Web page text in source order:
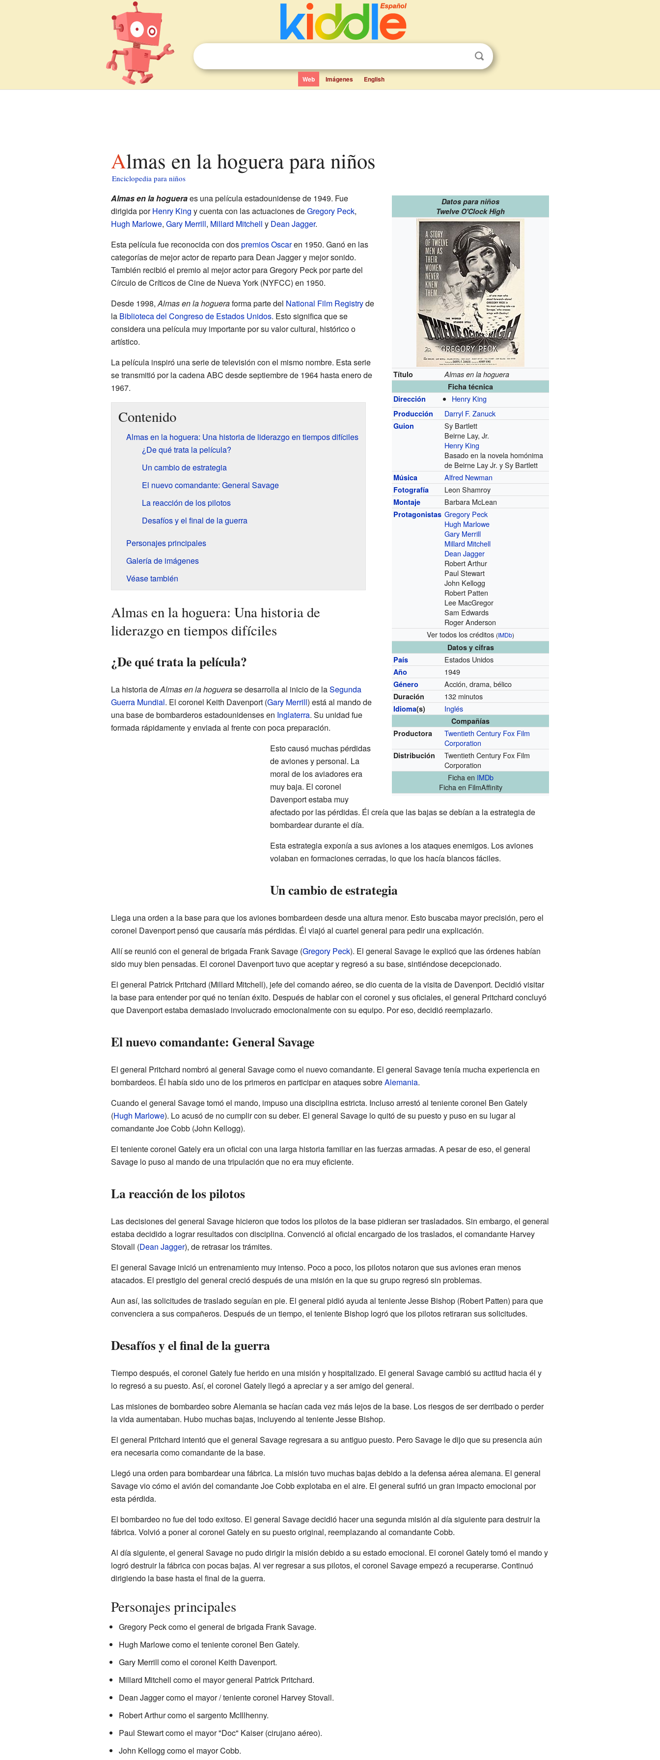
Web Imágenes English
Almas en la hoguera para niños
Enciclopedia para niños
Datos para niños
Twelve O'Clock High
Título
Almas en la hoguera
Ficha técnica
Dirección
Henry King
Producción Darryl F. Zanuck
Guion
Sy Bartlett
Beirne Lay, Jr.
Henry King
Basado en la novela homónima
de Beirne Lay Jr. y Sy Bartlett
Música Alfred Newman
Fotografía Leon Shamroy
Montaje Barbara McLean
Protagonistas Gregory Peck
Hugh Marlowe
Gary Merrill
Millard Mitchell
Dean Jagger
Robert Arthur
Paul Stewart
John Kellogg
Robert Patten
Lee MacGregor
Sam Edwards
Roger Anderson
Ver todos los créditos (IMDb)
Datos y cifras
País
Estados Unidos
Año 1949
Género Acción, drama, bélico
Duración 132 minutos
Idioma(s) Inglés
Compañías
Productora
Twentieth Century Fox Film
Corporation
Distribución
Twentieth Century Fox Film
Corporation
Ficha en IMDb
Ficha en FilmAffinity
Almas en la hogueraes una película estadounidense de 1949. Fue
dirigida porHenry King y cuenta con las actuaciones deGregory Peck,
Hugh Marlowe, Gary Merrill, Millard Mitchell y Dean Jagger.
Esta película fue reconocida con dospremios Oscaren 1950. Ganó en las
categorías de mejor actor de reparto para Dean Jagger y mejor sonido.
También recibió el premio al mejor actor para Gregory Peck por parte del
Círculo de Críticos de Cine de Nueva York (NYFCC) en 1950.
Desde 1998,Almas en la hogueraforma parte del National Film Registryde
la Biblioteca del Congreso de Estados Unidos. Esto significa que se
considera una película muy importante por su valor cultural, histórico o
artístico.
La película inspiró una serie de televisión con el mismo nombre. Esta serie
se transmitió por la cadena ABC desde septiembre de 1964 hasta enero de
1967.
Contenido
Almas en la hoguera: Una historia de liderazgo en tiempos difíciles
¿De qué trata la película?
Un cambio de estrategia
El nuevo comandante: General Savage
La reacción de los pilotos
Desafíos y el final de la guerra
Personajes principales
Galería de imágenes
Véase también
Almas en la hoguera: Una historia de
liderazgo en tiempos difíciles
¿De qué trata la película?
La historia deAlmas en la hoguerase desarrolla al inicio de laSegunda
Guerra Mundial. El coronel Keith Davenport (Gary Merrill) está al mando de
una base de bombarderos estadounidenses en Inglaterra. Su unidad fue
formada rápidamente y enviada al frente con poca preparación.
Esto causó muchas pérdidas
de aviones y personal. La
moral de los aviadores era
muy baja. El coronel
Davenport estaba muy
afectado por las pérdidas. Él creía que las bajas se debían a la estrategia de
bombardear durante el día.
Esta estrategia exponía a sus aviones a los ataques enemigos. Los aviones
volaban en formaciones cerradas, lo que los hacía blancos fáciles.
Un cambio de estrategia
Llega una orden a la base para que los aviones bombardeen desde una altura menor. Esto buscaba mayor precisión, pero el
coronel Davenport pensó que causaría más pérdidas. Él viajó al cuartel general para pedir una explicación.
Allí se reunió con el general de brigada Frank Savage (Gregory Peck). El general Savage le explicó que las órdenes habían
sido muy bien pensadas. El coronel Davenport tuvo que aceptar y regresó a su base, sintiéndose decepcionado.
El general Patrick Pritchard (Millard Mitchell), jefe del comando aéreo, se dio cuenta de la visita de Davenport. Decidió visitar
la base para entender por qué no tenían éxito. Después de hablar con el coronel y sus oficiales, el general Pritchard concluyó
que Davenport estaba demasiado involucrado emocionalmente con su equipo. Por eso, decidió reemplazarlo.
El nuevo comandante: General Savage
El general Pritchard nombró al general Savage como el nuevo comandante. El general Savage tenía mucha experiencia en
bombardeos. Él había sido uno de los primeros en participar en ataques sobreAlemania.
Cuando el general Savage tomó el mando, impuso una disciplina estricta. Incluso arrestó al teniente coronel Ben Gately
(Hugh Marlowe). Lo acusó de no cumplir con su deber. El general Savage lo quitó de su puesto y puso en su lugar al
comandante Joe Cobb (John Kellogg).
El teniente coronel Gately era un oficial con una larga historia familiar en las fuerzas armadas. A pesar de eso, el general
Savage lo puso al mando de una tripulación que no era muy eficiente.
La reacción de los pilotos
Las decisiones del general Savage hicieron que todos los pilotos de la base pidieran ser trasladados. Sin embargo, el general
estaba decidido a lograr resultados con disciplina. Convenció al oficial encargado de los traslados, el comandante Harvey
Stovall (Dean Jagger), de retrasar los trámites.
El general Savage inició un entrenamiento muy intenso. Poco a poco, los pilotos notaron que sus aviones eran menos
atacados. El prestigio del general creció después de una misión en la que su grupo regresó sin problemas.
Aun así, las solicitudes de traslado seguían en pie. El general pidió ayuda al teniente Jesse Bishop (Robert Patten) para que
convenciera a sus compañeros. Después de un tiempo, el teniente Bishop logró que los pilotos retiraran sus solicitudes.
Desafíos y el final de la guerra
Tiempo después, el coronel Gately fue herido en una misión y hospitalizado. El general Savage cambió su actitud hacia él y
lo regresó a su puesto. Así, el coronel Gately llegó a apreciar y a ser amigo del general.
Las misiones de bombardeo sobre Alemania se hacían cada vez más lejos de la base. Los riesgos de ser derribado o perder
la vida aumentaban. Hubo muchas bajas, incluyendo al teniente Jesse Bishop.
El general Pritchard intentó que el general Savage regresara a su antiguo puesto. Pero Savage le dijo que su presencia aún
era necesaria como comandante de la base.
Llegó una orden para bombardear una fábrica. La misión tuvo muchas bajas debido a la defensa aérea alemana. El general
Savage vio cómo el avión del comandante Joe Cobb explotaba en el aire. El general sufrió un gran impacto emocional por
esta pérdida.
El bombardeo no fue del todo exitoso. El general Savage decidió hacer una segunda misión al día siguiente para destruir la
fábrica. Volvió a poner al coronel Gately en su puesto original, reemplazando al comandante Cobb.
Al día siguiente, el general Savage no pudo dirigir la misión debido a su estado emocional. El coronel Gately tomó el mando y
logró destruir la fábrica con pocas bajas. Al ver regresar a sus pilotos, el coronel Savage empezó a recuperarse. Continuó
dirigiendo la base hasta el final de la guerra.
Personajes principales
Gregory Peck como el general de brigada Frank Savage.
Hugh Marlowe como el teniente coronel Ben Gately.
Gary Merrill como el coronel Keith Davenport.
Millard Mitchell como el mayor general Patrick Pritchard.
Dean Jagger como el mayor / teniente coronel Harvey Stovall.
Robert Arthur como el sargento McIllhenny.
Paul Stewart como el mayor "Doc" Kaiser (cirujano aéreo).
John Kellogg como el mayor Cobb.